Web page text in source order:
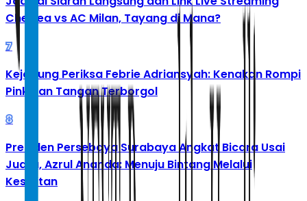
Chelsea vs AC Milan, Tayang di Mana?
7
Kejagung Periksa Febrie Adriansyah: Kenakan Rompi
Pink dan Tangan Terborgol
8
Presiden Persebaya Surabaya Angkat Bicara Usai
Juara, Azrul Ananda: Menuju Bintang Melalui
Kesulitan